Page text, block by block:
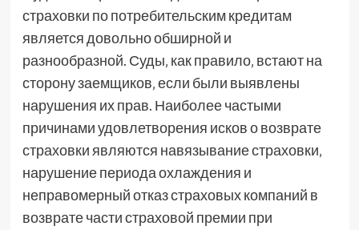
страховки по потребительским кредитам
является довольно обширной и
разнообразной. Суды‚ как правило‚ встают на
сторону заемщиков‚ если были выявлены
нарушения их прав. Наиболее частыми
причинами удовлетворения исков о возврате
страховки являются навязывание страховки‚
нарушение периода охлаждения и
неправомерный отказ страховых компаний в
возврате части страховой премии при